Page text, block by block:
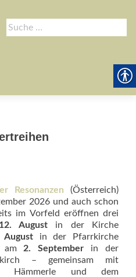
Suche
nach:
NAVIGATION
Resonanzen (Österreich)
2026 und auch schon
im Vorfeld eröffnen drei
12. August in der Kirche
August in der Pfarrkirche
am 2. September in der
– gemeinsam mit
Hämmerle und dem